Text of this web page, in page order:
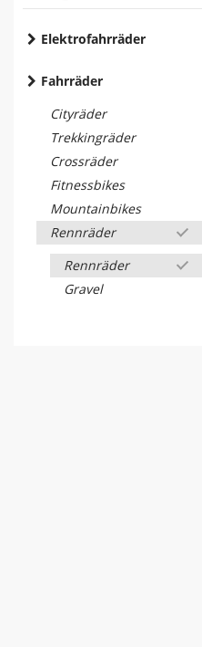
Elektrofahrräder
Fahrräder
Cityräder
Trekkingräder
Crossräder
Fitnessbikes
Mountainbikes
Rennräder
Rennräder
Gravel